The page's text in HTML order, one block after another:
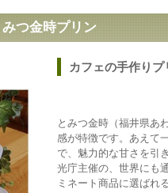
つ金時プリン
カフェの手作り
とみつ金時（福井県あ
感が特徴です。あえて
で、魅力的な甘さを引
光庁主催の、世界にも
ミネート商品に選ばれ